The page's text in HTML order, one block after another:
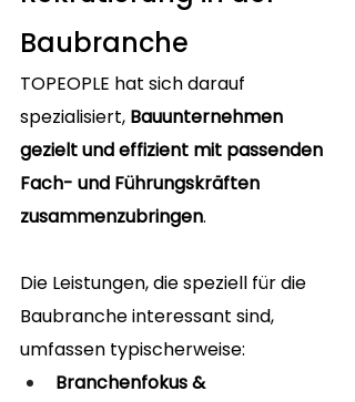
Baubranche
TOPEOPLE hat sich darauf
spezialisiert, Bauunternehmen
gezielt und effizient mit passenden
Fach- und Führungskräften
zusammenzubringen.
Die Leistungen, die speziell für die
Baubranche interessant sind,
umfassen typischerweise:
Branchenfokus &